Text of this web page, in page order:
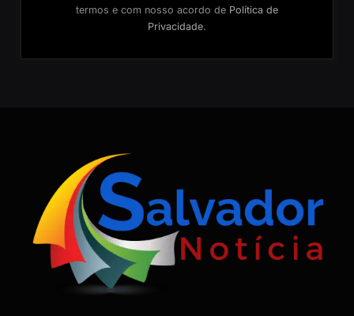
termos e com nosso acordo de Política de
Privacidade.